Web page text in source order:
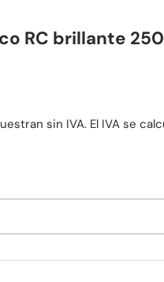
RC brillante
sin IVA. El IVA se